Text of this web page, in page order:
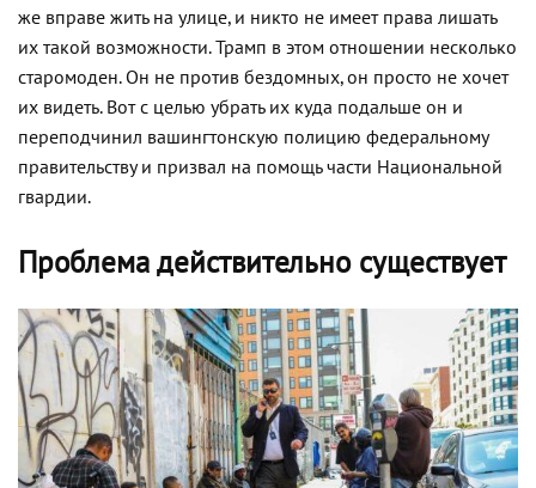
же вправе жить на улице, и никто не имеет права лишать
их такой возможности. Трамп в этом отношении несколько
старомоден. Он не против бездомных, он просто не хочет
их видеть. Вот с целью убрать их куда подальше он и
переподчинил вашингтонскую полицию федеральному
правительству и призвал на помощь части Национальной
гвардии.
Проблема действительно существует